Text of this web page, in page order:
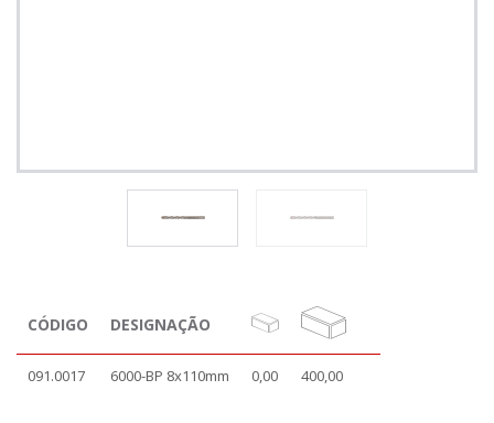
CÓDIGO DESIGNAÇÃO
091.0017 6000-BP 8x110mm 0,00 400,00